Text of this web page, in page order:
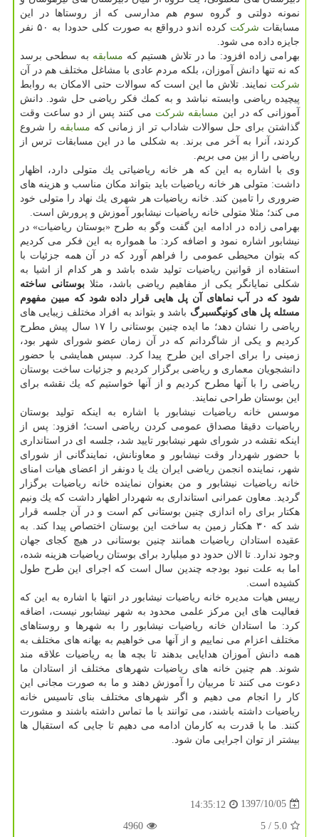
نمونه دولتی و گروه سوم هم مدارسی كه از روستاها در این
مسابقات شركت
كرده اندو درواقع به صورت كلی حدودا به ۵۰ نفر
جایزه داده می شود.
بهرامی زاده افزود: ما در تلاش هستیم كه مسابقه به سطحی برسد
كه نه تنها دانش آموزان، بلكه مردم عادی با مشاغل مختلف هم در آن
شركت نمایند. تلاش ما این است كه سوالات حتی الامكان به روابط
پیچیده ریاضی وابسته نباشد و به كمك فكر ریاضی حل شود. دانش
آموزانی كه در این مسابقه شركت می كنند پس از دو ساعت وقت
گذاشتن برای حل سوالات شاداب تر از زمانی كه مسابقه را شروع
كردند، آنرا به آخر می برند. به شكلی ما در این مسابقات ترس از
ریاضی را از بین می بریم.
وی با اشاره به این كه هر خانه ریاضیاتی یك متولی دارد، اظهار
داشت: متولی هر خانه ریاضیات باید بتواند مكان مناسب و هزینه های
ضروری را تامین كند. خانه ریاضیات هر شهری یك نهاد را متولی خود
می كند؛ مثلا متولی خانه ریاضیات نیشابور آموزش و پرورش است.
بهرامی زاده در ادامه این گفت وگو به طرح «بوستان ریاضیات» در
نیشابور اشاره نمود و اضافه كرد: ما همواره به این فكر می كردیم
كه بتوان محیطی عمومی را فراهم آورد كه در آن همه جزئیات با
استفاده از قوانین ریاضیات تولید شده باشد و هر كدام از اشیا به
شكلی نمایانگر یكی از مفاهیم ریاضی باشد، مثلا بوستانی ساخته
شود كه در آب نماهای آن پل هایی قرار داده شود كه مبین مفهوم
مسئله پل های كونیگسبرگ باشد و بتواند به افراد مختلف زیبایی های
ریاضی را نشان دهد؛ ما ایده چنین بوستانی را ۱۷ سال پیش مطرح
كردیم و یكی از شاگردانم كه در آن زمان عضو شورای شهر بود،
زمینی را برای اجرای این طرح پیدا كرد. سپس همایشی با حضور
دانشجویان معماری و ریاضی برگزار كردیم و جزئیات ساخت بوستان
ریاضی را با آنها مطرح كردیم و از آنها خواستیم كه یك نقشه برای
این بوستان طراحی نمایند.
موسس خانه ریاضیات نیشابور با اشاره به اینكه تولید بوستان
ریاضیات دقیقا مصداق عمومی كردن ریاضی است؛ افزود: پس از
اینكه نقشه در شورای شهر نیشابور تایید شد، جلسه ای در استانداری
با حضور شهردار وقت نیشابور و معاونانش، نمایندگانی از شورای
شهر، نماینده انجمن ریاضی ایران یك یا دونفر از اعضای هیات امنای
خانه ریاضیات نیشابور و من بعنوان نماینده خانه ریاضیات برگزار
گردید. معاون عمرانی استانداری به شهردار اظهار داشت كه یك ونیم
هكتار برای راه اندازی چنین بوستانی كم است و در آن جلسه قرار
شد كه ۳۰ هكتار زمین به ساخت این بوستان اختصاص پیدا كند. به
عقیده استادان ریاضیات همانند چنین بوستانی در هیچ كجای جهان
وجود ندارد. تا الان حدود دو میلیارد برای بوستان ریاضیات هزینه شده،
اما به علت نبود بودجه چندین سال است كه اجرای این طرح طول
كشیده است.
رییس هیات مدیره خانه ریاضیات نیشابور در انتها با اشاره به این كه
فعالیت های این مركز علمی محدود به شهر نیشابور نیست، اضافه
كرد: ما استادان خانه ریاضیات نیشابور را به شهرها و روستاهای
مختلف اعزام می نماییم و از آنها می خواهیم به بهانه های مختلف به
همه دانش آموزان هدایایی بدهند تا بچه ها به ریاضیات علاقه مند
شوند. هم چنین خانه های ریاضیات شهرهای مختلف از استادان ما
دعوت می كنند تا مربیان را آموزش دهند و ما به صورت مجانی این
كار را انجام می دهیم و اگر شهرهای مختلف بنای تاسیس خانه
ریاضیات داشته باشند، می توانند با ما تماس داشته باشند و مشورت
كنند. ما با قدرت به كارمان ادامه می دهیم تا جایی كه استقبال ها
بیشتر از توان اجرایی مان شود.
1397/10/05
14:35:12
5.0
/ 5
4960